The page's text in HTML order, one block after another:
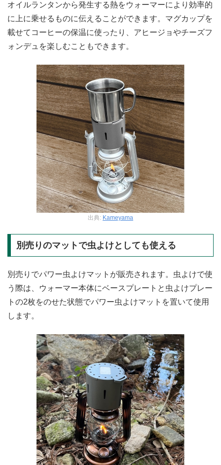
オイルランタンから発生する熱をウォーマーにより効率的
に上に乗せるものに伝えることができます。マグカップを
載せてコーヒーの保温に使ったり、アヒージョやチーズフ
ォンデュを楽しむこともできます。
出典: Kameyama
別売りのマットで虫よけとしても使える
別売りでパワー虫よけマットが販売されます。虫よけで使
う際は、ウォーマー本体にベースプレートと虫よけプレー
トの2枚をのせた状態でパワー虫よけマットを置いて使用
します。